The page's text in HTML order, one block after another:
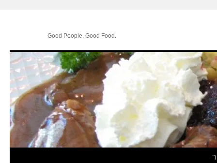
.Good People, Good Food